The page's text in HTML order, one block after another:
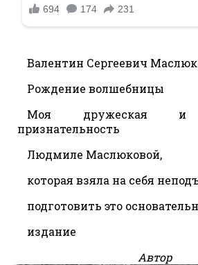
Валентин Сергеевич
Рождение волшебницы
Моя дружеская и
признательность
Людмиле Маслюковой,
которая взяла на себя
подготовить это
издание
Автор